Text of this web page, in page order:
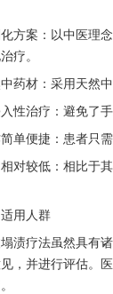
案：以中医理念
疗。
材：采用天然中
治疗：避免了手
便捷：患者只需
较低：相比于其
用人群
疗法虽然具有诸
见，并进行评估。